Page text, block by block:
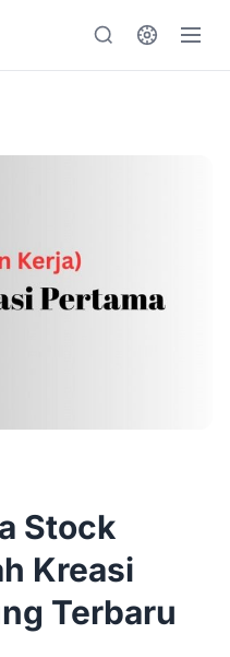
Stock
Kreasi
Terbaru